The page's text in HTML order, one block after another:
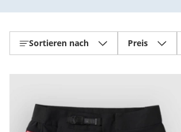
Sortieren nach Preis